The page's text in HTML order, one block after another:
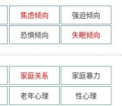
焦虑倾向
强迫倾向
恐惧倾向 失眠倾向
家庭关系
家庭暴力
老年心理 性心理